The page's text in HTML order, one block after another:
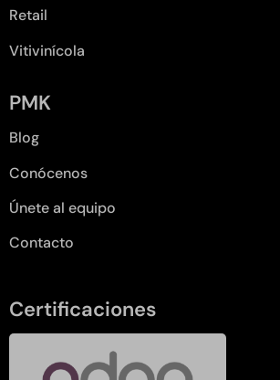
Retail
Vitivinícola
PMK
Blog
Conócenos
Únete al equipo
Contacto
Certificaciones